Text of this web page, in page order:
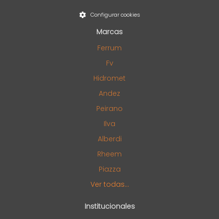
Configurar cookies
Marcas
Ferrum
Fv
Hidromet
Andez
Peirano
Ilva
Alberdi
Rheem
Piazza
Ver todas...
Institucionales